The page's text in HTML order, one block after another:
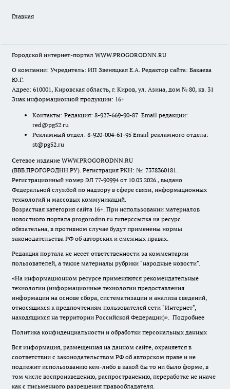
Главная
Городской интернет-портал WWW.PROGORODNN.RU
О компании: Учредитель: ИП Звеняцкая Е.А. Редактор сайта: Бакаева
Ю.Г.
Адрес: 610001, Кировская область, г. Киров, ул. Азина, дом № 80, кв. 31
Знак информационной продукции: 16+
Контакты: Редакция: 8-927-669-90-87 Email редакции:
red@pg52.ru
Рекламный отдел: 8-920-004-61-95 Email рекламного отдела:
st@pg52.ru
Сетевое издание WWW.PROGORODNN.RU
(ВВВ.ПРОГОРОДНН.РУ). Регистрация РКН: №: 7378360181.
Регистрационный номер ЭЛ 77-90994 от 10.03.2026., выдано
Федеральной службой по надзору в сфере связи, информационных
технологий и массовых коммуникаций.
Возрастная категория сайта 16+. При использовании материалов
новостного портала progorodnn.ru гиперссылка на ресурс
обязательна, в противном случае будут применены нормы
законодательства РФ об авторских и смежных правах.
Редакция портала не несет ответственности за комментарии
пользователей, а также материалы рубрики "народные новости".
«На информационном ресурсе применяются рекомендательные
технологии (информационные технологии предоставления
информации на основе сбора, систематизации и анализа сведений,
относящихся к предпочтениям пользователей сети "Интернет",
находящихся на территории Российской Федерации)». Подробнее
Политика конфиденциальности и обработки персональных данных
Вся информация, размещенная на данном сайте, охраняется в
соответствии с законодательством РФ об авторском праве и не
подлежит использованию кем-либо в какой бы то ни было форме, в
том числе воспроизведению, распространению, переработке не иначе
как с письменного разрешения правообладателя.